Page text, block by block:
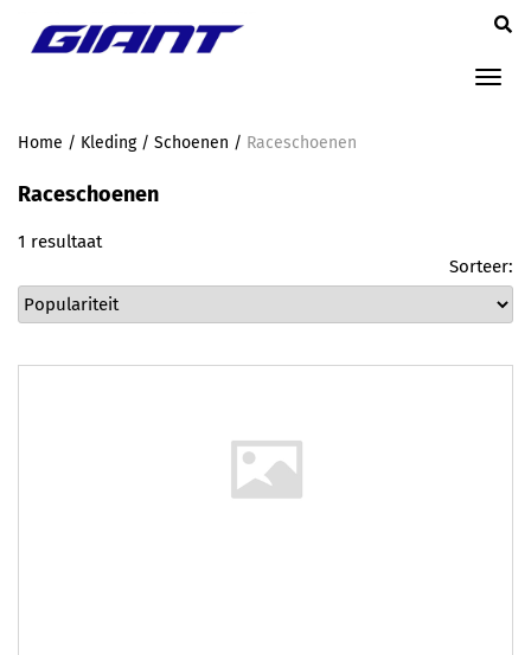
Home / Kleding/ Schoenen / Raceschoenen
Raceschoenen
1 resultaat
Sorteer: